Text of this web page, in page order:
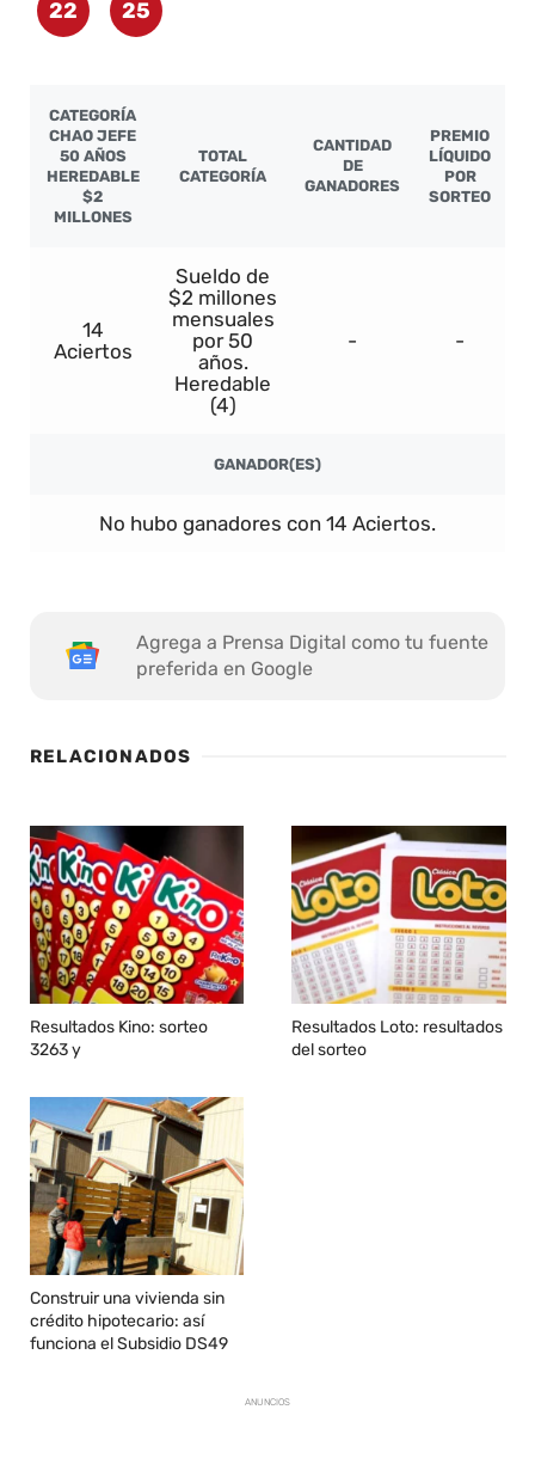
22 25
CATEGORÍA
CHAO JEFE
50 AÑOS
HEREDABLE
$2
MILLONES
TOTAL
CATEGORÍA
CANTIDAD
DE
GANADORES
PREMIO
LÍQUIDO
POR
SORTEO
14
Aciertos
Sueldo de
$2 millones
mensuales
por 50
años.
Heredable
(4)
- -
GANADOR(ES)
No hubo ganadores con 14 Aciertos.
Agrega a Prensa Digital como tu fuente
preferida en Google
RELACIONADOS
Resultados Kino: sorteo
3263 y
Resultados Loto: resultados
del sorteo
Construir una vivienda sin
crédito hipotecario: así
funciona el Subsidio DS49
ANUNCIOS